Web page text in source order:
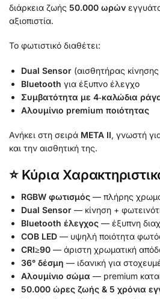
διάρκεια ζωής 50.000 ωρών
αξιοπιστία.
Το φωτιστικό διαθέτει:
Dual Sensor (αισθητήρας
Bluetooth για έξυπνο έλεγχο
Συμβατότητα με 4‑καλώδια
Αλουμίνιο premium ποιότητας
Ανήκει στη σειρά META II, γνωστή
και την αισθητική της.
⭐ Κύρια
RGBW φωτισμός — πλήρης
Dual Sensor — κίνηση +
Bluetooth έλεγχος — έξυπνη
COB LED — υψηλή ποιότητα
CRI≥90 — άριστη χρωματική
36° δέσμη — ιδανική για
Αλουμίνιο σώμα — premium
50.000 ώρες ζωής & 5 χρόνια